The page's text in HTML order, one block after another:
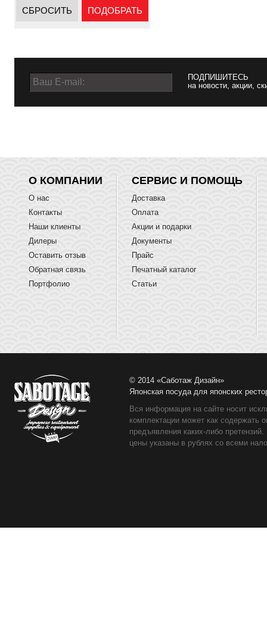
СБРОСИТЬ ПОДОБРАТЬ
ПОДПИШИТЕСЬ
на новости, акции,
О КОМПАНИИ
О нас
Контакты
Наши клиенты
Дилеры
Оставить отзыв
Обратная связь
Портфолио
СЕРВИС И ПОМОЩЬ
Доставка
Оплата
Акции и подарки
Документы
Прайс
Печатный каталог
Статьи
© 2014 «Саботаж Дизайн»
Японская посуда для японских
Вся информация на сайте носит
комплектации может как содержать
предъявления каких-либо
цены указаны в рублях со всеми